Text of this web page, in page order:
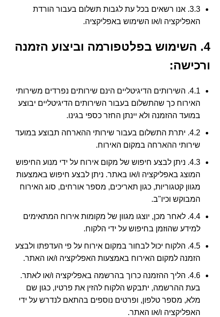
3.3. אנו רשאים בכל עת לגבות תשלום בעבור הורדת
האפליקציה ו/או השימוש באפליקציה.
4. השימוש בפלטפורמה וביצוע הזמנה
ורכישה:
4.1. השירותים הדיגיטליים הינם שירותים נפרדים משירותי
האירוח כך שהתשלום בעבור השירותים הדיגיטליים יבוצע
במועד ההזמנה ולא יינתן החזר כספי בגינו.
4.2. יתרת התשלום בעבור שירותי ההארחה תבוצע במועד
שירותי ההארחה במקום האירוח.
4.3. ניתן לבצע חיפוש של מקום אירוח על ידי מנוע החיפוש
המוצג באפליקציה ו/או באתר. ניתן לבצע חיפוש באמצעות
מגוון קטגוריות, כגון תאריכים, מספר אורחים, סוג האירוח
המבוקש וכיו"ב.
4.4. לאחר מכן, יוצגו מגוון של מקומות אירוח המתאימים
למידע שהוזמן בחיפוש על ידי הלקוח.
4.5. הלקוח יכול לבחור במקום אירוח על פי העדפתו ולבצע
הזמנה למקום האירוח באמצעות האפליקציה ו/או האתר.
4.6. הליך ההזמנה כרוך בהרשמה באפליקציה ו/או לאתר.
בעת ההרשמה, יתבקש הלקוח להזין את פרטיו, כגון שם
מלא, מספר טלפון, ופרטים נוספים בהתאם לנדרש על ידי
האפליקציה ו/או האתר.